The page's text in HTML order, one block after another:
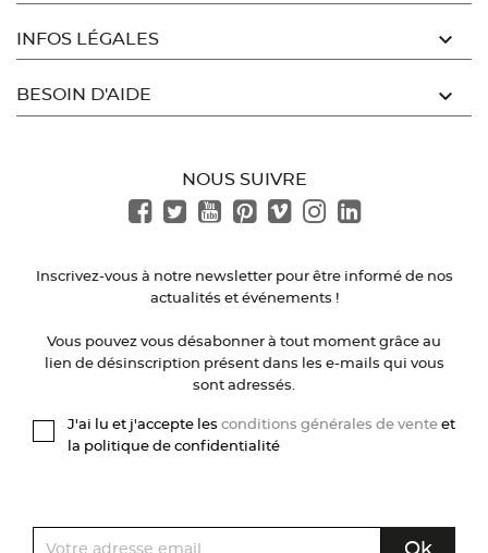
INFOS LÉGALES 
BESOIN D'AIDE 
NOUS SUIVRE
Inscrivez-vous à notre newsletter pour être informé de nos
actualités et événements !
Vous pouvez vous désabonner à tout moment grâce au
lien de désinscription présent dans les e-mails qui vous
sont adressés.
J'ai lu et j'accepte les conditions générales de vente et
la politique de confidentialité